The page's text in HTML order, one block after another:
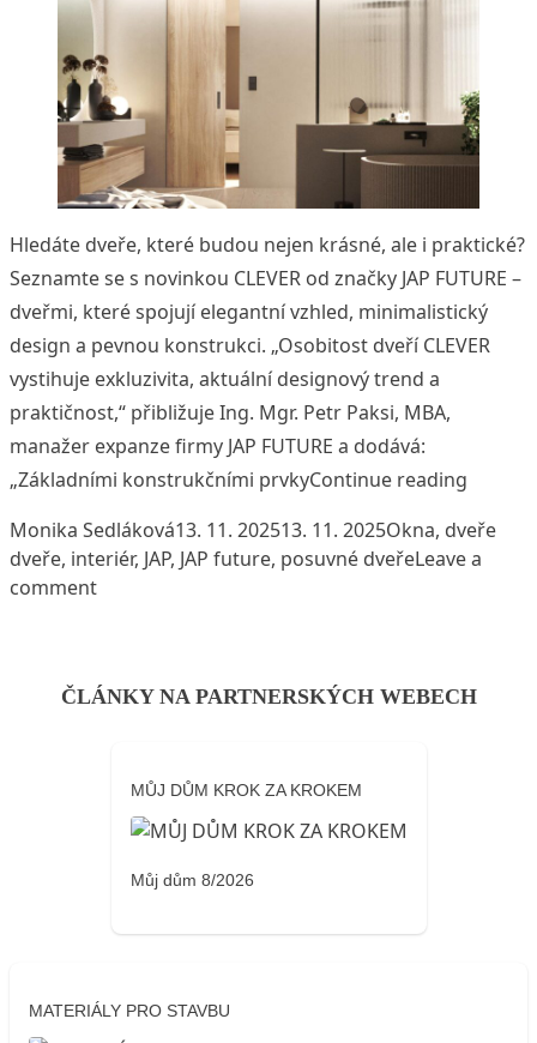
Hledáte dveře, které budou nejen krásné, ale i praktické?
Seznamte se s novinkou CLEVER od značky JAP FUTURE –
dveřmi, které spojují elegantní vzhled, minimalistický
design a pevnou konstrukci. „Osobitost dveří CLEVER
vystihuje exkluzivita, aktuální designový trend a
praktičnost,“ přibližuje Ing. Mgr. Petr Paksi, MBA,
manažer expanze firmy JAP FUTURE a dodává:
„Základními konstrukčními prvkyContinue reading
Posted by
Monika Sedláková13. 11. 202513. 11. 2025Posted in
Okna, dveře
dveře, interiér, JAP, JAP future, posuvné dveřeLeave a
commenton Dveře CLEVER – exkluzivní novinka JAP
ČLÁNKY NA PARTNERSKÝCH WEBECH
MŮJ DŮM KROK ZA KROKEM
Můj dům 8/2026
MATERIÁLY PRO STAVBU